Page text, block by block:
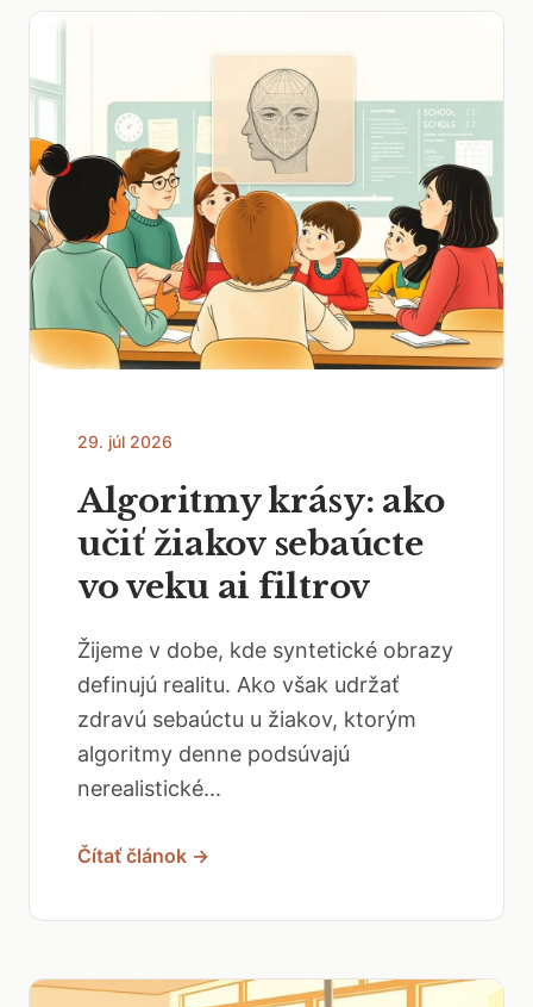
29. júl 2026
Algoritmy krásy: ako
učiť žiakov sebaúcte
vo veku ai filtrov
Žijeme v dobe, kde syntetické obrazy
definujú realitu. Ako však udržať
zdravú sebaúctu u žiakov, ktorým
algoritmy denne podsúvajú
nerealistické...
Čítať článok →